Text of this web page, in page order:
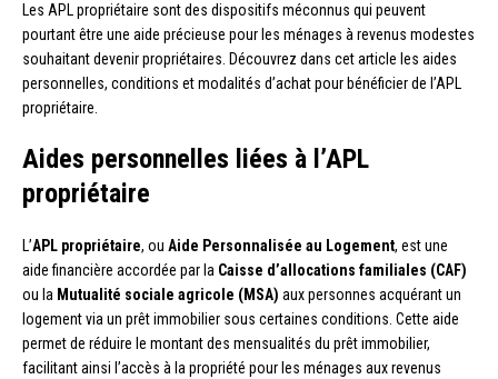
Les APL propriétaire sont des dispositifs méconnus qui peuvent
pourtant être une aide précieuse pour les ménages à revenus modestes
souhaitant devenir propriétaires. Découvrez dans cet article les aides
personnelles, conditions et modalités d’achat pour bénéficier de l’APL
propriétaire.
Aides personnelles liées à l’APL
propriétaire
L’APL propriétaire, ou Aide Personnalisée au Logement, est une
aide financière accordée par la Caisse d’allocations familiales (CAF)
ou la Mutualité sociale agricole (MSA) aux personnes acquérant un
logement via un prêt immobilier sous certaines conditions. Cette aide
permet de réduire le montant des mensualités du prêt immobilier,
facilitant ainsi l’accès à la propriété pour les ménages aux revenus